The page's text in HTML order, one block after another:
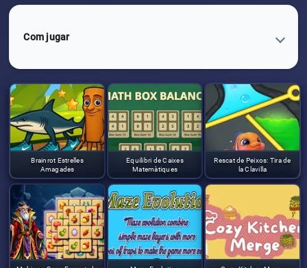
Com jugar
Brainrot Estrelles
Amagades
Equilibri de Caixes
Matemàtiques
Rescat de Peixos: Tira de
la Clavilla